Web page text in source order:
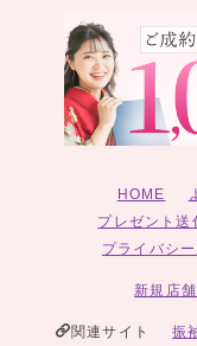
HOME
プレゼント送
プライバシ
新規店
関連サイト 振